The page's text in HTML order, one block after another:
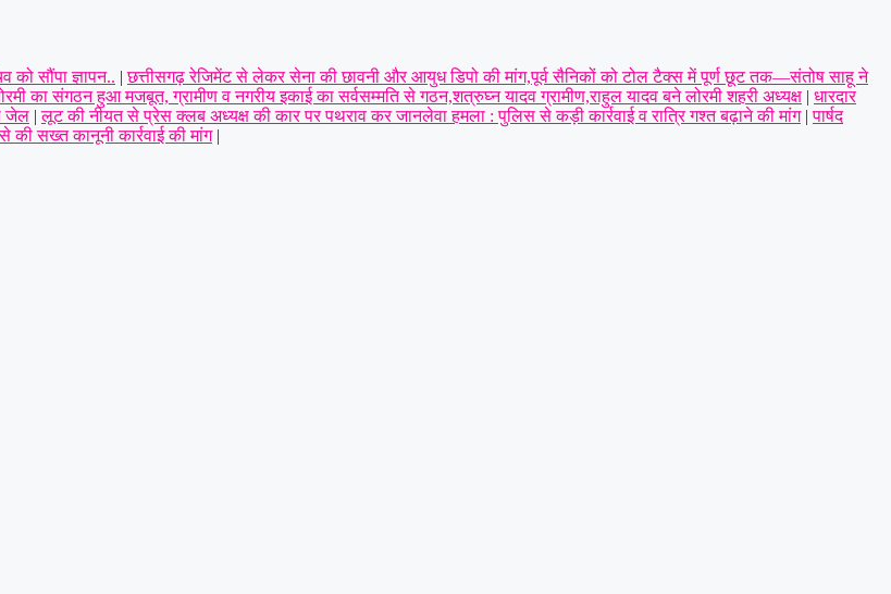
को सौंपा ज्ञापन.. | छत्तीसगढ़ रेजिमेंट से लेकर सेना की छावनी और आयुध डिपो की मांग,पूर्व सैनिकों को टोल टैक्स में पूर्ण छूट तक—संतोष साहू ने
का संगठन हुआ मजबूत, ग्रामीण व नगरीय इकाई का सर्वसम्मति से गठन,शत्रुघ्न यादव ग्रामीण,राहुल यादव बने लोरमी शहरी अध्यक्ष | धारदार
जेल | लूट की नीयत से प्रेस क्लब अध्यक्ष की कार पर पथराव कर जानलेवा हमला : पुलिस से कड़ी कार्रवाई व रात्रि गश्त बढ़ाने की मांग | पार्षद
सख्त कानूनी कार्रवाई की मांग |